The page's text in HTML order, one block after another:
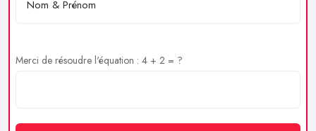
Merci de résoudre l'équation : 4 + 2 = ?